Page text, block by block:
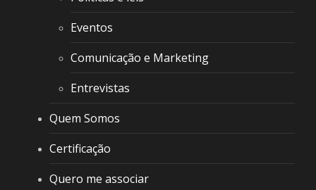
Eventos
Comunicação e Marketing
Entrevistas
Quem Somos
Certificação
Quero me associar